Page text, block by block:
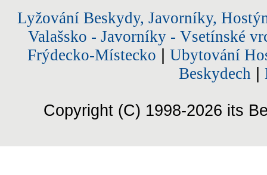
Lyžování Beskydy, Javorníky,
Valašsko - Javorníky - Vsetínské
Frýdecko-Místecko
Ubytování
Beskydech
Copyright (C) 1998-2026 its